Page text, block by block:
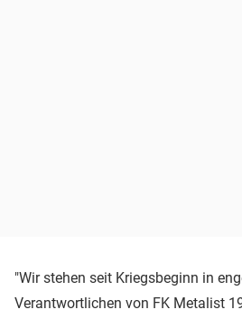
"Wir stehen seit Kriegsbeginn in
Verantwortlichen von FK Metalist